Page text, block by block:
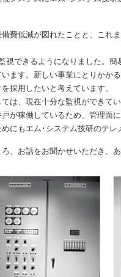
費低減が図れたことと、これ
視できるようになりました。
ます。新しい事業にとりかか
採用したいと考えています。
は、現在十分な監視ができて
が稼働しているため、管理面
にもエム･システム技研のテレ
、お話をお聞かせいただき、